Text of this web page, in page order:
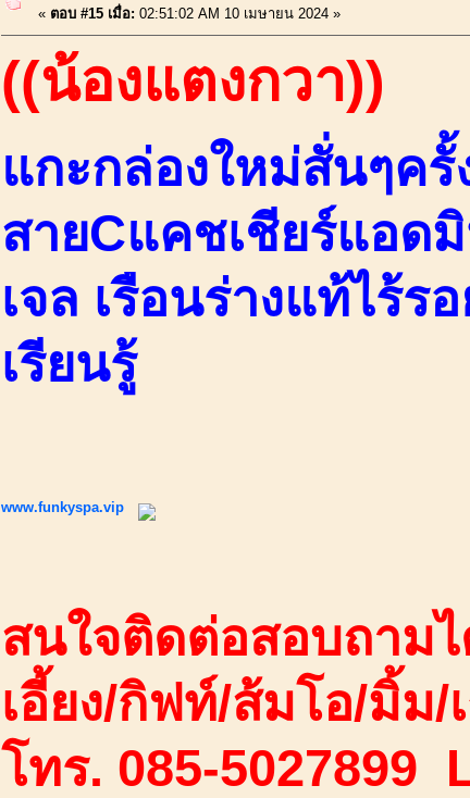
« ตอบ #15 เมื่อ: 02:51:02 AM 10 เมษายน 2024 »
((น้องแตงกวา))
แกะกล่องใหม่สั่นๆค
สายCแคชเชียร์แอด
เจล เรือนร่างแท้ไร้ร
เรียนรู้
www.funkyspa.vip
สนใจติดต่อสอบถาม
เอี้ยง/กิฟท์/ส้มโอ/มิ้ม/
โทร. 085-5027899